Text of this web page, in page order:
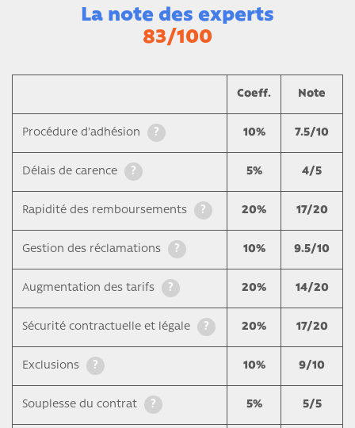
La note des experts
83/100
Coeff. Note
Procédure d'adhésion ? 10% 7.5/10
Délais de carence ? 5% 4/5
Rapidité des remboursements ? 20% 17/20
Gestion des réclamations ? 10% 9.5/10
Augmentation des tarifs ? 20% 14/20
Sécurité contractuelle et légale ? 20% 17/20
Exclusions ? 10% 9/10
Souplesse du contrat ? 5% 5/5